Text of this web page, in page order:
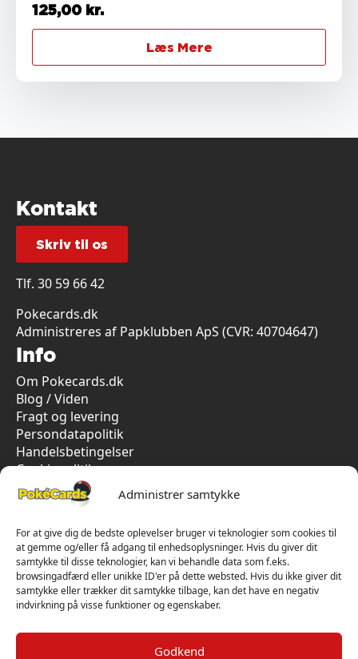
Administrer samtykke
For at give dig de bedste oplevelser bruger vi teknologier som cookies til
at gemme og/eller få adgang til enhedsoplysninger. Hvis du giver dit
samtykke til disse teknologier, kan vi behandle data som f.eks.
browsingadfærd eller unikke ID'er på dette websted. Hvis du ikke giver dit
samtykke eller trækker dit samtykke tilbage, kan det have en negativ
indvirkning på visse funktioner og egenskaber.
Godkend
125,00 kr.
Læs Mere
Kontakt
Skriv til os
Tlf. 30 59 66 42
Pokecards.dk
Administreres af Papklubben ApS (CVR: 40704647)
Info
Om Pokecards.dk
Blog / Viden
Fragt og levering
Persondatapolitik
Handelsbetingelser
Cookiepolitik
Vi har kun 5-stjernet anmeldelser på Trustpilot